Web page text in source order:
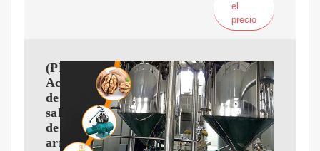
el
precio
(PDF)
Aceite
de
salvado
de
arroz